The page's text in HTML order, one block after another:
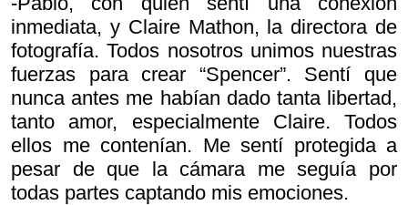
inmediata, y Claire Mathon, la directora de
fotografía. Todos nosotros unimos nuestras
fuerzas para crear “Spencer”. Sentí que
nunca antes me habían dado tanta libertad,
tanto amor, especialmente Claire. Todos
ellos me contenían. Me sentí protegida a
pesar de que la cámara me seguía por
todas partes captando mis emociones.